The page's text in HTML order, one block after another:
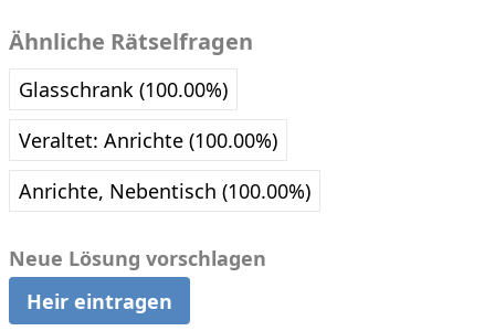
Ähnliche Rätselfragen
Glasschrank (100.00%)
Veraltet: Anrichte (100.00%)
Anrichte, Nebentisch (100.00%)
Neue Lösung vorschlagen
Heir eintragen